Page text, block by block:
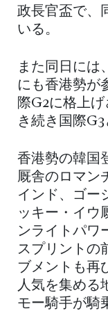
政長官盃で、
いる。
また同日には
にも香港勢が
際G2に格上
き続き国際G3
香港勢の韓国
厩舎のロマン
インド、ゴー
ッキー・イウ
ンライトパワ
スプリントの
ブメントも再
人気を集める
モー騎手が騎